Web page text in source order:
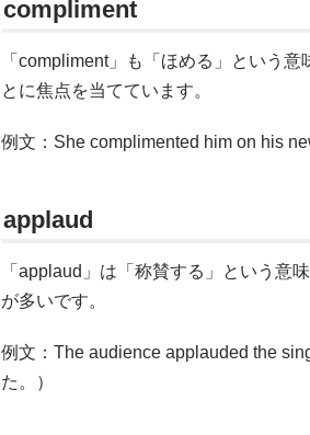
compliment
「compliment」も「ほめる」という
とに焦点を当てています。
例文：She complimented him on his
applaud
「applaud」は「称賛する」という意
が多いです。
例文：The audience applauded the
た。）